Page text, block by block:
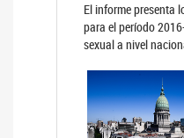
El informe presenta
para el período
sexual a nivel